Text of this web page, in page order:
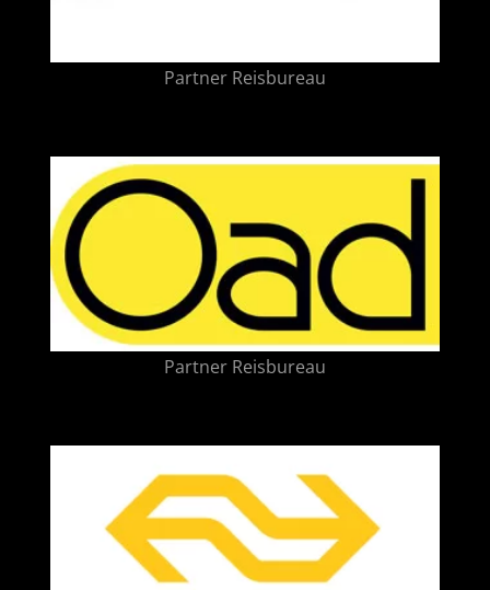
Partner Reisbureau
Partner Reisbureau